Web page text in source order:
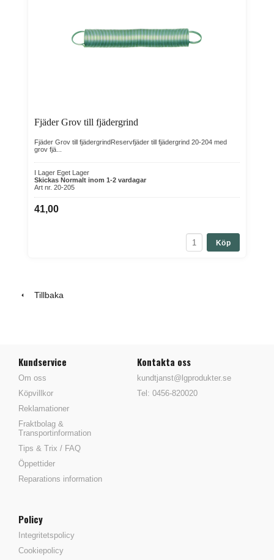
Fjäder Grov till fjädergrind
Fjäder Grov till fjädergrindReservfjäder till fjädergrind 20-204 med
grov fjä...
I Lager Eget Lager
Skickas Normalt inom 1-2 vardagar
Art nr. 20-205
41,00
Köp
Tillbaka
Kundservice
Om oss
Köpvillkor
Reklamationer
Fraktbolag &
Transportinformation
Tips & Trix / FAQ
Öppettider
Reparations information
Kontakta oss
kundtjanst@lgprodukter.se
Tel: 0456-820020
Policy
Integritetspolicy
Cookiepolicy